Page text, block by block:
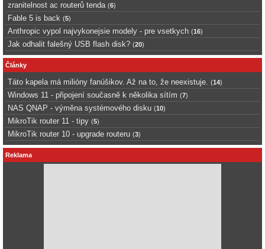
zranitelnost ac routerů tenda (6)
Fable 5 is back (5)
Anthropic vypol najvykonejsie modely - pre vsetkych (16)
Jak odhalit falešný USB flash disk? (20)
Články
Táto kapela má milióny fanúšikov. Až na to, že neexistuje. (14)
Windows 11 - připojení současně k několika sítím (7)
NAS QNAP - výměna systémového disku (10)
MikroTik router 11 - tipy (5)
MikroTik router 10 - upgrade routeru (3)
Reklama